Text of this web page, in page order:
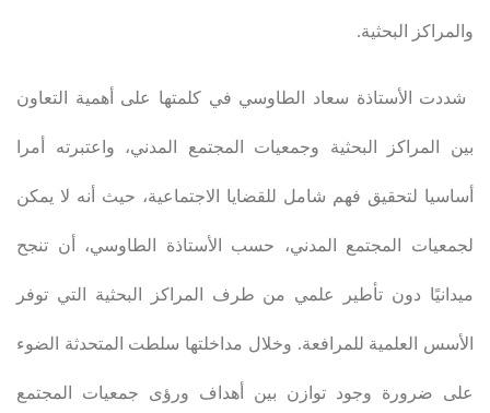
والمراكز البحثية.
شددت الأستاذة سعاد الطاوسي في كلمتها على أهمية التعاون
بين المراكز البحثية وجمعيات المجتمع المدني، واعتبرته أمرا
أساسيا لتحقيق فهم شامل للقضايا الاجتماعية، حيث أنه لا يمكن
لجمعيات المجتمع المدني، حسب الأستاذة الطاوسي، أن تنجح
ميدانيًا دون تأطير علمي من طرف المراكز البحثية التي توفر
الأسس العلمية للمرافعة. وخلال مداخلتها سلطت المتحدثة الضوء
على ضرورة وجود توازن بين أهداف ورؤى جمعيات المجتمع